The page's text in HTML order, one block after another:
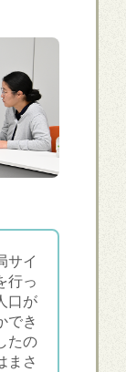
サイ
行っ
口が
でき
たの
まさ